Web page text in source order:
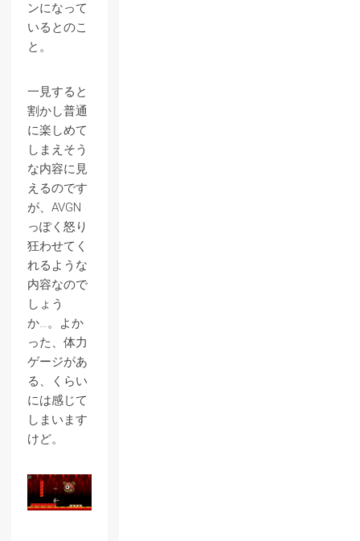
ンになって
いるとのこ
と。
一見すると
割かし普通
に楽しめて
しまえそう
な内容に見
えるのです
が、AVGN
っぽく怒り
狂わせてく
れるような
内容なので
しょう
か…。よか
った、体力
ゲージがあ
る、くらい
には感じて
しまいます
けど。